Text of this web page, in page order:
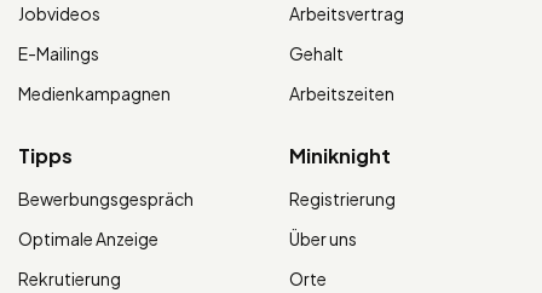
Jobvideos
E-Mailings
Medienkampagnen
Arbeitsvertrag
Gehalt
Arbeitszeiten
Tipps
Bewerbungsgespräch
Optimale Anzeige
Rekrutierung
Miniknight
Registrierung
Über uns
Orte